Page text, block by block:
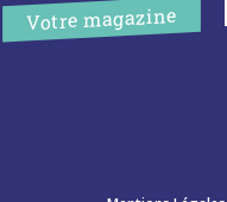
Votre magazine